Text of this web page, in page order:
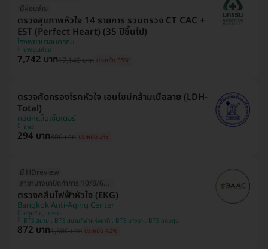
มีผ่อนจ่าย
ตรวจสุขภาพหัวใจ 14 รายการ รวมตรวจ CT CAC +
EST (Perfect Heart) (35 ปีขึ้นไป)
โรงพยาบาลนครธน
บางขุนเทียน
7,742 บาท17,149 บาท ประหยัด 55%
ตรวจคัดกรองโรคหัวใจ เอนไซม์กล้ามเนื้อลาย (LDH-
Total)
คลินิกแล็บเซ็นเตอร์
แพร่
294 บาท300 บาท ประหยัด 2%
มี HDreview
สาขาบางนาปิดทำการ 10/8/69 (1วัน)
ตรวจคลื่นไฟฟ้าหัวใจ (EKG)
Bangkok Anti-Aging Center
ปทุมวัน , บางนา
BTS สยาม , BTS สนามกีฬาแห่งชาติ , BTS บางนา , BTS อุดมสุข
872 บาท1,500 บาท ประหยัด 42%